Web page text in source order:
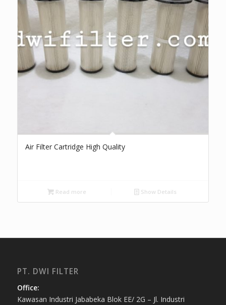
Air Filter Cartridge High Quality
Read more Show Details
PT. DWI FILTER
Office:
Kawasan Industri Jababeka Blok EE/ 2G – Jl. Industri